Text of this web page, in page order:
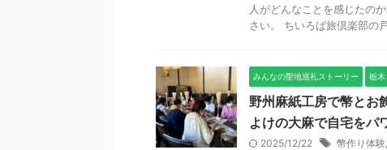
人がどんなことを感じたの
さい。 ちいろば旅倶楽部の
みんなの聖地巡礼ストーリー 栃木
野州麻紙工房で幣とお
よけの大麻で自宅をパ
2025/12/22 幣作り体験,